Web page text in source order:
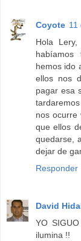
Coyote 11
Hola
habíamos
hemos ido
ellos nos
pagar esa
nos ocurre
que ellos
quedarse,
dejar de
Responder
David
YO
ilumina !!